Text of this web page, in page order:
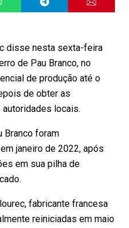
disse nesta sexta-feira
de Pau Branco, no
de produção até o
de obter as
locais.
Branco foram
janeiro de 2022, após
em sua pilha de
fabricante francesa
reiniciadas em maio